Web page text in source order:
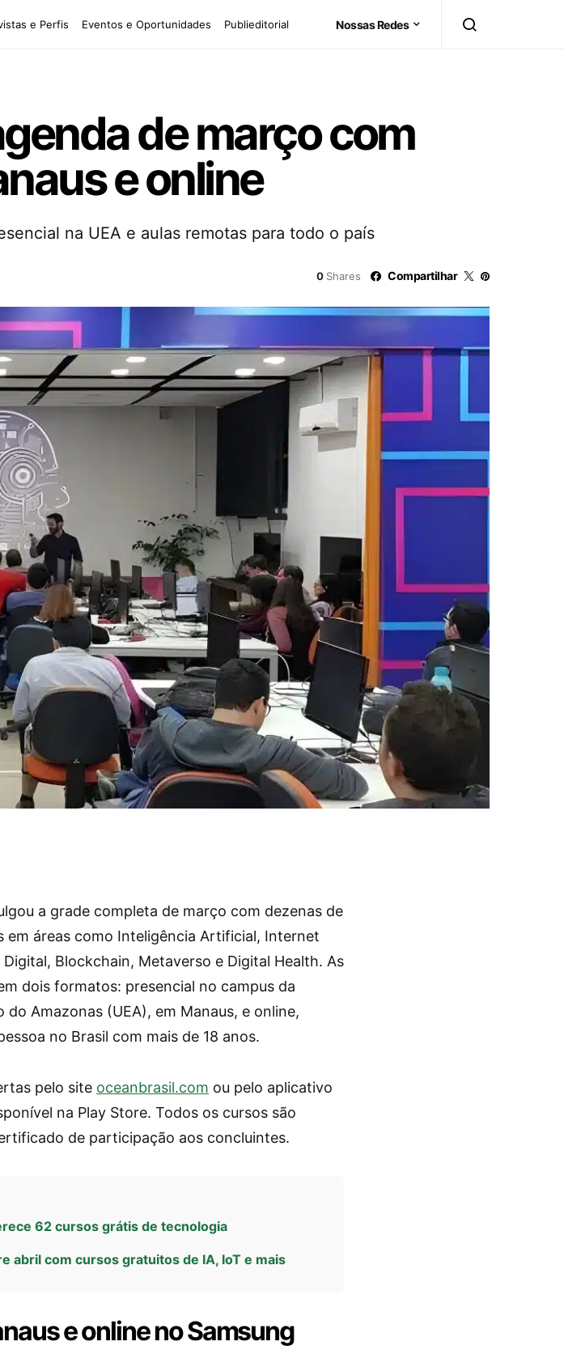
e Perfis Eventos e Oportunidades Publieditorial Nossas Redes
de março com
e online
na UEA e aulas remotas para todo o país
0 Shares Compartilhar
a grade completa de março com dezenas de
em áreas como Inteligência Artificial, Internet
Blockchain, Metaverso e Digital Health. As
dois formatos: presencial no campus da
do Amazonas (UEA), em Manaus, e online,
no Brasil com mais de 18 anos.
pelo site oceanbrasil.com ou pelo aplicativo
na Play Store. Todos os cursos são
de participação aos concluintes.
62 cursos grátis de tecnologia
abril com cursos gratuitos de IA, IoT e mais
e online no Samsung